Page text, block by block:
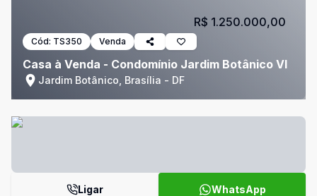
Cód: TS350 Venda
Casa à Venda - Condomínio Jardim Botânico VI
Jardim Botânico, Brasília - DF
R$ 1.250.000,00
Ligar WhatsApp